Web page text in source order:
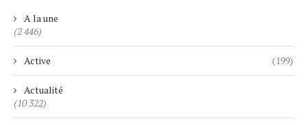
A la une
(2 446)
Active (199)
Actualité
(10 322)